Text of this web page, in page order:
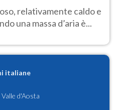
relativamente caldo e
una massa d’aria è...
italiane
Valle d'Aosta